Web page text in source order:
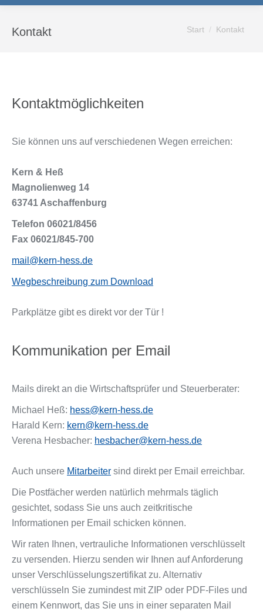
Kontakt
Sie befinden sich
Start Kontakt
Kontaktmöglichkeiten
Sie können uns auf verschiedenen Wegen erreichen:
Kern & Heß
Magnolienweg 14
63741 Aschaffenburg
Telefon 06021/8456
Fax 06021/845-700
mail@kern-hess.de
Wegbeschreibung zum Download
Parkplätze gibt es direkt vor der Tür !
Kommunikation per Email
Mails direkt an die Wirtschaftsprüfer und Steuerberater:
Michael Heß: hess@kern-hess.de
Harald Kern: kern@kern-hess.de
Verena Hesbacher: hesbacher@kern-hess.de
Auch unsere Mitarbeiter sind direkt per Email erreichbar.
Die Postfächer werden natürlich mehrmals täglich
gesichtet, sodass Sie uns auch zeitkritische
Informationen per Email schicken können.
Wir raten Ihnen, vertrauliche Informationen verschlüsselt
zu versenden. Hierzu senden wir Ihnen auf Anforderung
unser Verschlüsselungszertifikat zu. Alternativ
verschlüsseln Sie zumindest mit ZIP oder PDF-Files und
einem Kennwort, das Sie uns in einer separaten Mail